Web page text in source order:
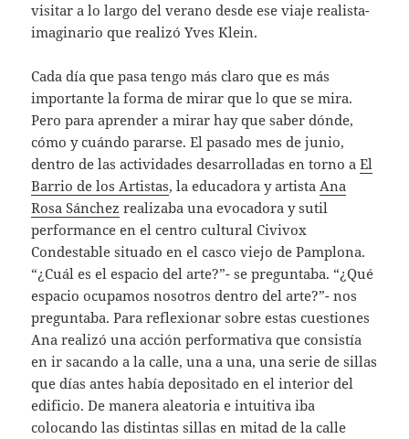
visitar a lo largo del verano desde ese viaje realista-
imaginario que realizó Yves Klein.
Cada día que pasa tengo más claro que es más
importante la forma de mirar que lo que se mira.
Pero para aprender a mirar hay que saber dónde,
cómo y cuándo pararse. El pasado mes de junio,
dentro de las actividades desarrolladas en torno aEl
Barrio de los Artistas, la educadora y artistaAna
Rosa Sánchez realizaba una evocadora y sutil
performance en el centro cultural Civivox
Condestable situado en el casco viejo de Pamplona.
“¿Cuál es el espacio del arte?”- se preguntaba. “¿Qué
espacio ocupamos nosotros dentro del arte?”- nos
preguntaba. Para reflexionar sobre estas cuestiones
Ana realizó una acción performativa que consistía
en ir sacando a la calle, una a una, una serie de sillas
que días antes había depositado en el interior del
edificio. De manera aleatoria e intuitiva iba
colocando las distintas sillas en mitad de la calle